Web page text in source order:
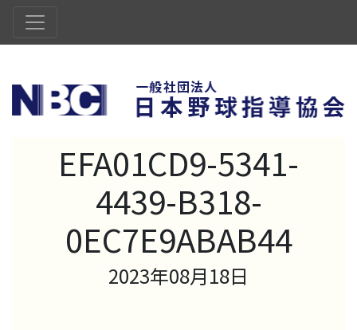
EFA01CD9-5341-
4439-B318-
0EC7E9ABAB44
2023年08月18日